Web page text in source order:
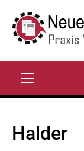
Inhalt
springen
Halder